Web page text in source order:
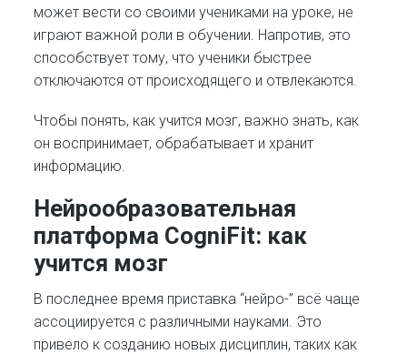
может вести со своими учениками на уроке, не
играют важной роли в обучении. Напротив, это
способствует тому, что ученики быстрее
отключаются от происходящего и отвлекаются.
Чтобы понять, как учится мозг, важно знать, как
он воспринимает, обрабатывает и хранит
информацию.
Нейрообразовательная
платформа CogniFit: как
учится мозг
В последнее время приставка “нейро-” всё чаще
ассоциируется с различными науками. Это
привело к созданию новых дисциплин, таких как